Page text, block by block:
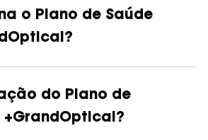
o Plano de Saúde
do Plano de
+GrandOptical?